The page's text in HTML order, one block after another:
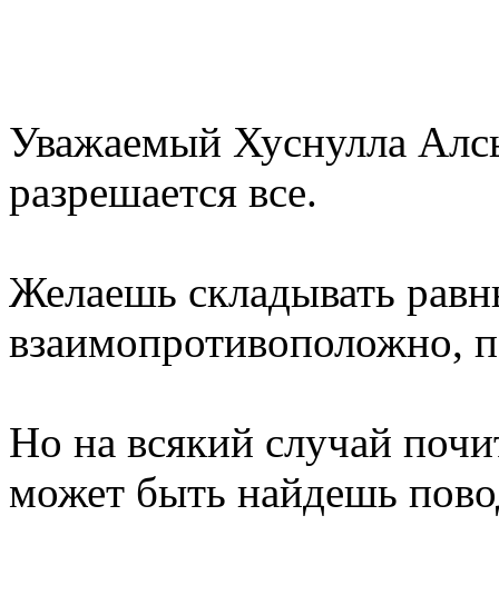
Уважаемый Хуснулла
разрешается все.
Желаешь складывать
взаимопротивоположно,
Но на всякий случай
может быть найдешь